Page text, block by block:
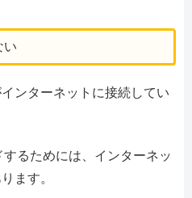
い
ンターネットに接続してい
るためには、インターネッ
ます。